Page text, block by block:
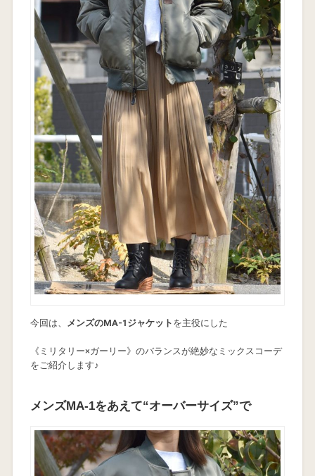
今回は、 メンズのMA-1ジャケット を主役にした
《ミリタリー×ガーリー》のバランスが絶妙なミックスコーデ
をご紹介します♪
メンズMA-1をあえて“オーバーサイズ”で